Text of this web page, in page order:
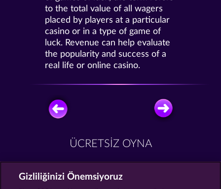
to the total value of all wagers
placed by players at a particular
casino or in a type of game of
luck. Revenue can help evaluate
the popularity and success of a
real life or online casino.
ÜCRETSIZ OYNA
Gizliliğinizi Önemsiyoruz